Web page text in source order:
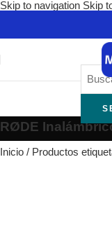
Skip to navigation Skip
RØDE
Inicio / Productos